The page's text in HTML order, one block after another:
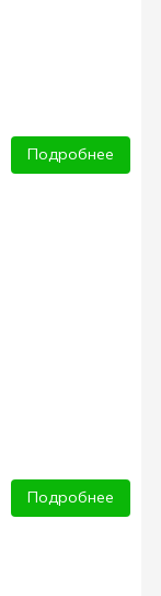
Подробнее
Подробнее